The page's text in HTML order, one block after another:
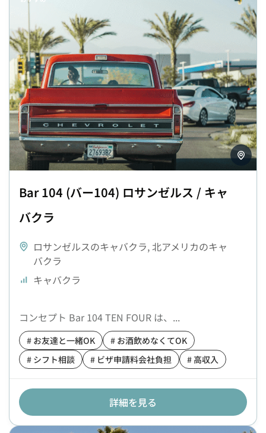
Bar 104 (バー104) ロサンゼルス / キャ
バクラ
ロサンゼルスのキャバクラ,北アメリカのキャ
バクラ
キャバクラ
コンセプト Bar 104 TEN FOUR は、...
# お友達と一緒OK
# お酒飲めなくてOK
# シフト相談
# ビザ申請料会社負担 # 高収入
詳細を見る